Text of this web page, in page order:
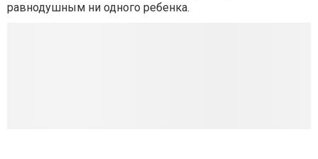
равнодушным ни одного ребенка.